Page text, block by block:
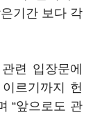
기간 보다 각
련 입장문에
르기까지 헌
“앞으로도 관